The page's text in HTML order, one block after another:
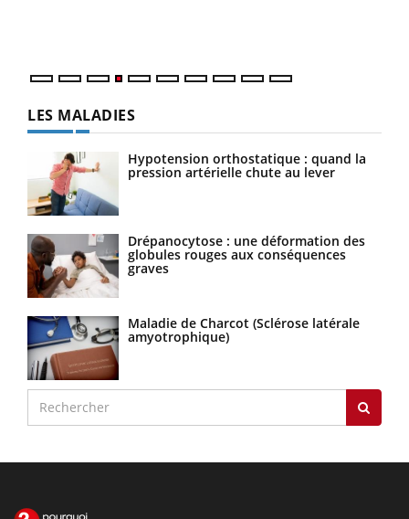
LES MALADIES
Hypotension orthostatique : quand la
pression artérielle chute au lever
Drépanocytose : une déformation des
globules rouges aux conséquences
graves
Maladie de Charcot (Sclérose latérale
amyotrophique)